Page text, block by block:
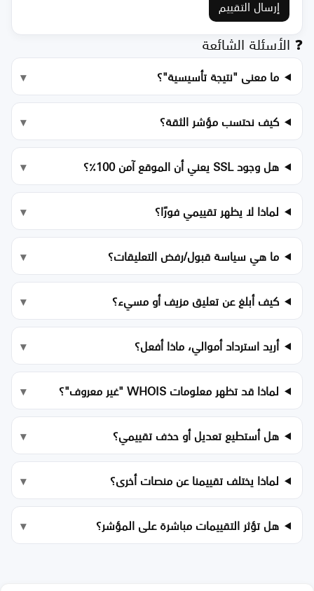
إرسال التقييم
❓ الأسئلة الشائعة
ما معنى "نتيجة تأسيسية"؟
كيف نحتسب مؤشر الثقة؟
هل وجود SSL يعني أن الموقع آمن 100٪؟
لماذا لا يظهر تقييمي فورًا؟
ما هي سياسة قبول/رفض التعليقات؟
كيف أبلغ عن تعليق مزيف أو مسيء؟
أريد استرداد أموالي، ماذا أفعل؟
لماذا قد تظهر معلومات WHOIS "غير معروف"؟
هل أستطيع تعديل أو حذف تقييمي؟
لماذا يختلف تقييمنا عن منصات أخرى؟
هل تؤثر التقييمات مباشرة على المؤشر؟